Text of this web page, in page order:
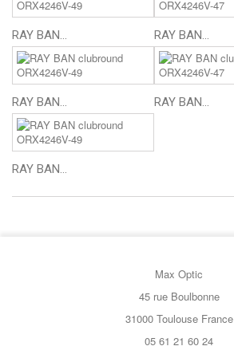
RAY BAN... RAY BAN...
RAY BAN... RAY BAN...
RAY BAN...
Max Optic
45 rue Boulbonne
31000 Toulouse France
05 61 21 60 24